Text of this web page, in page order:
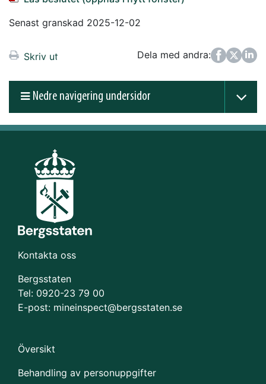
Senast granskad 2025-12-02
Skriv ut Dela med andra:
FacebookTwitter
LinkedIn
Nedre navigering undersidor
Kontakta oss
Bergsstaten
Tel: 0920-23 79 00
E-post: mineinspect@bergsstaten.se
Översikt
Behandling av personuppgifter